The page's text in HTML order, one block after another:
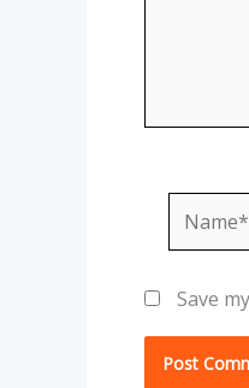
Name*
Save